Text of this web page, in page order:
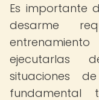
Es importante
desarme
ejecutarlas
situaciones